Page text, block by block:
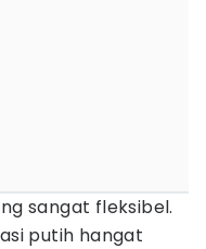
sangat fleksibel.
putih hangat